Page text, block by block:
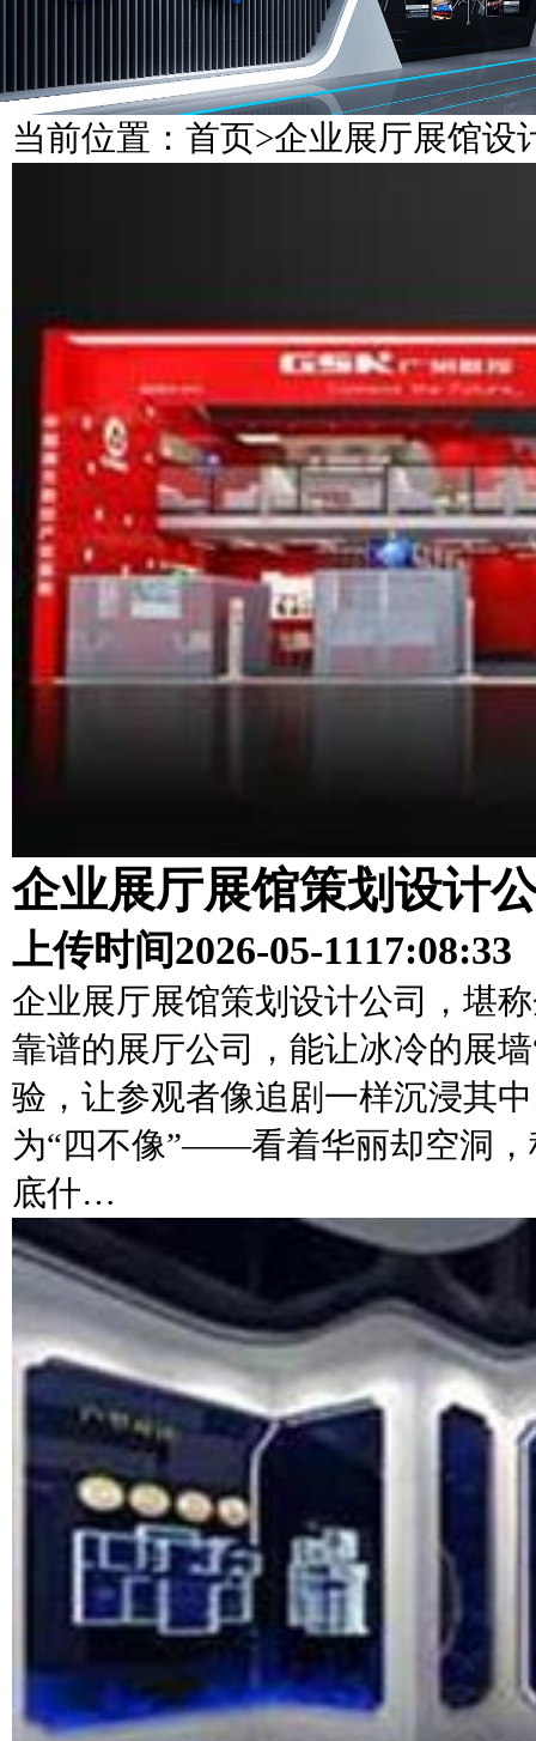
当前位置： 首页>企业展厅展馆设
企业展厅展馆策划设计
上传时间2026-05-1117:08:33
企业展厅展馆策划设计公司，堪
靠谱的展厅公司，能让冰冷的展
验，让参观者像追剧一样沉浸其
为“四不像”——看着华丽却空洞
底什…